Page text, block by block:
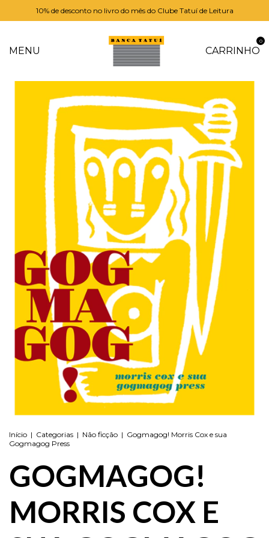
10% de desconto no livro do mês do Clube Tatuí de Leitura
MENU CARRINHO
0
Início | Categorias | Não ficção | Gogmagog! Morris Cox e sua
Gogmagog Press
GOGMAGOG!
MORRIS COX E